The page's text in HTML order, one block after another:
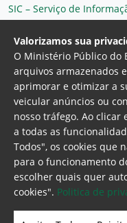
SIC – Serviço de
Plantão MP do Ceará
Secretaria Geral
Valorizamos sua
O Ministério Público do
arquivos armazenados
aprimorar e otimizar a
veicular anúncios ou
nosso tráfego. Ao clicar
a todas as
Todos", os cookies que
para o funcionamento
escolher quais quer
cookies". Politica de